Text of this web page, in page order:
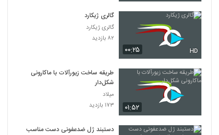
۰۰:۲۵ HD
گالری ژیکارد
گالری ژیکارد
۸۲ بازدید
۰۱:۵۲
طریقه ساخت زیورآلات با ماکارونی
شکل‌دار
میلاد
۱۷۳ بازدید
دستبند ژل ضدعفونی دست مناسب